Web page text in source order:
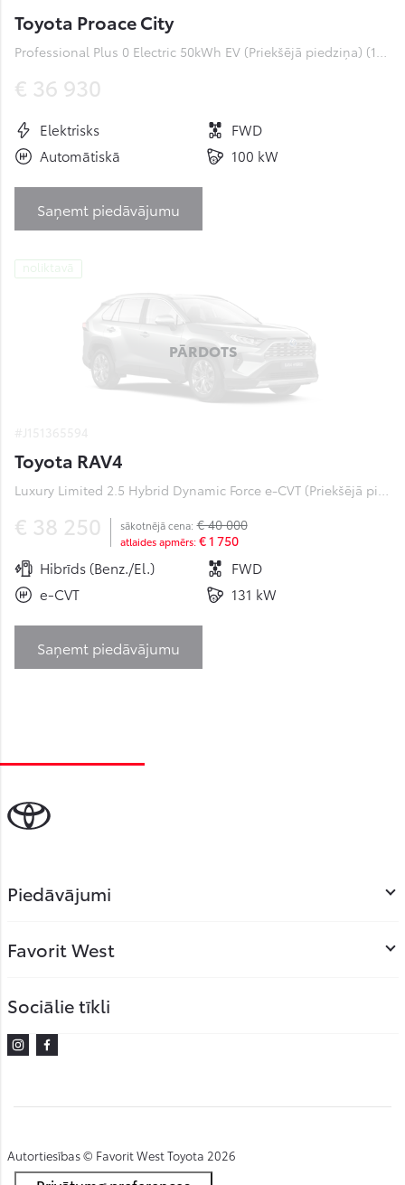
Toyota Proace City
Professional Plus 0 Electric 50kWh EV (Priekšējā piedziņa) (100 kW)
€ 36 930
Elektrisks
FWD
Automātiskā
100 kW
Saņemt piedāvājumu
noliktavā
PĀRDOTS
Toyota RAV4
Luxury Limited 2.5 Hybrid Dynamic Force e-CVT (Priekšējā piedziņa) (131 kW)
€ 38 250 sākotnējā cena: € 40 000
atlaides apmērs: € 1 750
Hibrīds (Benz./El.)
FWD
e-CVT
131 kW
Saņemt piedāvājumu
Piedāvājumi
Favorit West
Sociālie tīkli
Instagram
Facebook
Autortiesības © Favorit West Toyota 2026